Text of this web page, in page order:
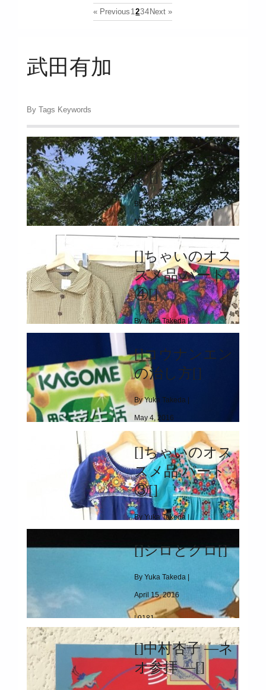
7440
[]アレもコレもデニムっっ[]
« Previous 1234 Next »
武田有加
By Tags Keywords
[]ロハスフェス
タ[]
By Yuka Takeda |
May 21, 2016
[]ロハスフェスタ[]
[]ちゃいのオス
スメ品 パート
④[]
By Yuka Takeda |
[]ちゃいのオススメ品 パート④[]
[]コウナンエン
の治し方[]
By Yuka Takeda |
May 4, 2016
[]コウナンエンの治し方[]
[]ちゃいのオス
スメ品 パート
③[]
By Yuka Takeda |
[]シロとクロ[]
By Yuka Takeda |
April 15, 2016
|9181
[]シロとクロ[]
[]中村杏子 ―ネ
オ参拝 ―[]